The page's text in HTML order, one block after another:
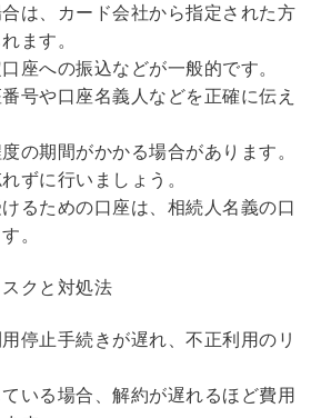
は、カード会社から指定された方
ます。
座への振込などが一般的です。
号や口座名義人などを正確に伝え
の期間がかかる場合があります。
ずに行いましょう。
るための口座は、相続人名義の口
。
クと対処法
停止手続きが遅れ、不正利用のリ
いる場合、解約が遅れるほど費用